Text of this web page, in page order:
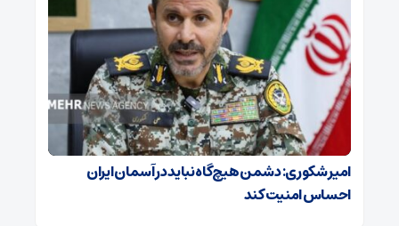
امیر شکوری: دشمن هیچ‌گاه نباید در آسمان ایران
احساس امنیت کند